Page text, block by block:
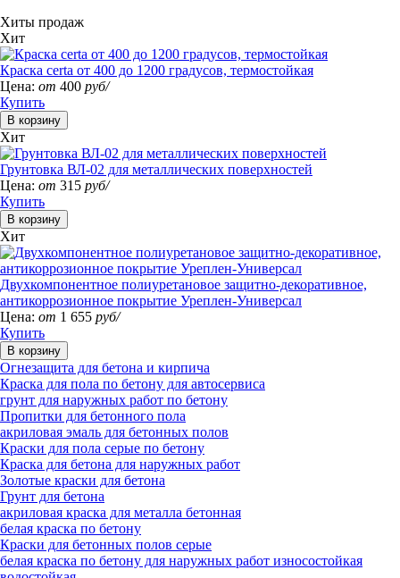
Хиты продаж
Хит
Краска certa от 400 до 1200 градусов, термостойкая
Цена: от 400 руб/
Купить
Хит
Грунтовка ВЛ-02 для металлических поверхностей
Цена: от 315 руб/
Купить
Хит
Двухкомпонентное полиуретановое защитно-декоративное,
антикоррозионное покрытие Уреплен-Универсал
Цена: от 1 655 руб/
Купить
Огнезащита для бетона и кирпича
Краска для пола по бетону для автосервиса
грунт для наружных работ по бетону
Пропитки для бетонного пола
акриловая эмаль для бетонных полов
Краски для пола серые по бетону
Краска для бетона для наружных работ
Золотые краски для бетона
Грунт для бетона
акриловая краска для металла бетонная
белая краска по бетону
Краски для бетонных полов серые
белая краска по бетону для наружных работ износостойкая